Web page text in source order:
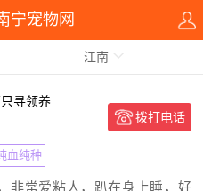
宁宠物网
江南
寻领养
拨打电话
血纯种
非常爱粘人，趴在身上睡，好